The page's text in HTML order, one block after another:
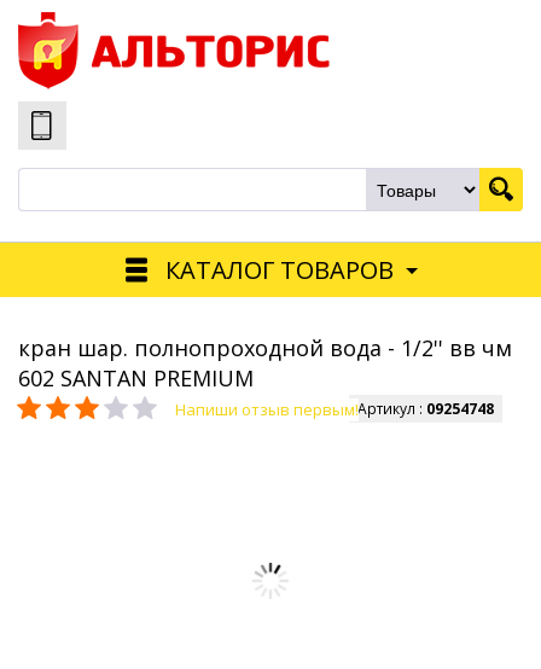
КАТАЛОГ ТОВАРОВ
кран шар. полнопроходной вода - 1/2'' вв чм
602 SANTAN PREMIUM
Напиши отзыв первым!Артикул : 09254748